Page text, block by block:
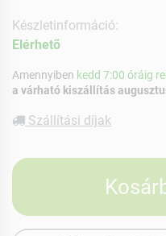
Készletinformáció:
Elérhetõ
Amennyiben kedd 7:00 óráig
a várható kiszállítás
Szállítási díjak